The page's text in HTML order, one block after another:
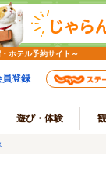
ホテル予約サイト～
員登録
遊び・体験